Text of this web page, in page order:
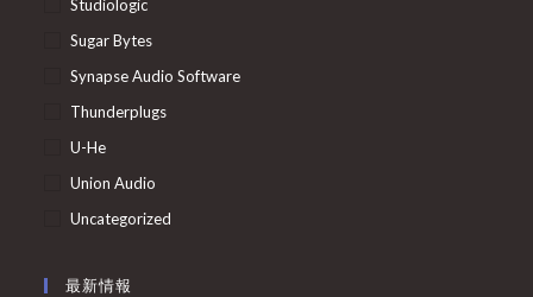
Studiologic
Sugar Bytes
Synapse Audio Software
Thunderplugs
U-He
Union Audio
Uncategorized
最新情報